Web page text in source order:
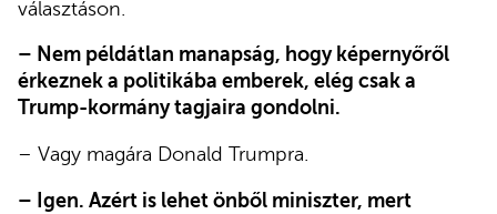
választáson.
– Nem példátlan manapság, hogy képernyőről
érkeznek a politikába emberek, elég csak a
Trump-kormány tagjaira gondolni.
– Vagy magára Donald Trumpra.
– Igen. Azért is lehet önből miniszter, mert